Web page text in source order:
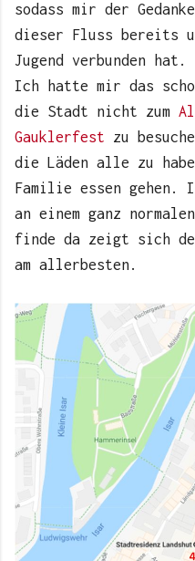
sodass mir der
dieser Fluss bereits
Jugend verbunden hat.
Ich hatte mir das
die Stadt nicht zum
Gauklerfest zu
die Läden alle zu
Familie essen
an einem ganz
finde da zeigt sich
am allerbesten.